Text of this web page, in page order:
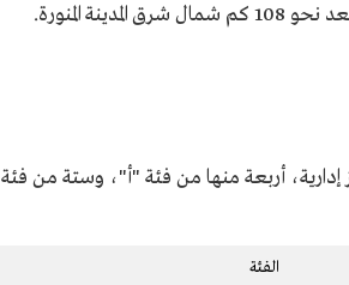
المنورة.
الحناكية من محافظات الفئة (أ)، ويتبعها إداريًّا 10 مراكز إدارية، أربعة منها من فئة "أ"، وستة من فئة
الفئة